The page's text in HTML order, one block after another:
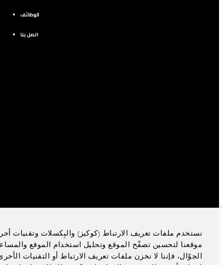
الوظائف
اتصل بنا
نستخدم ملفات تعريف الارتباط (كوكيز) والبِكسلات وتقنيات
موقعنا لتحسين تصفّح الموقع وتحليل استخدام الموقع
الجوّال، فإننا لا نخزن ملفات تعريف الارتباط أو التقنيات